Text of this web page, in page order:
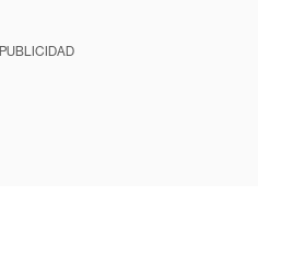
PUBLICIDAD